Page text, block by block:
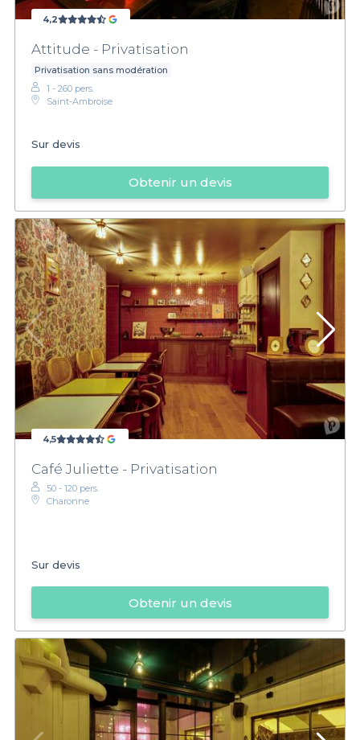
4,2
Attitude - Privatisation
Privatisation sans modération
1 - 260 pers.
Saint-Ambroise
Sur devis
Obtenir un devis
4,5
Café Juliette - Privatisation
50 - 120 pers.
Charonne
Sur devis
Obtenir un devis